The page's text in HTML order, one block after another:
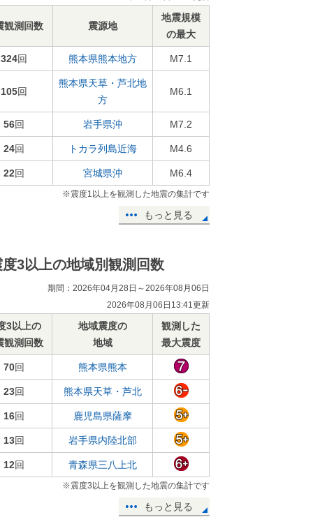
観測回数 震源地
地震規模
の最大
324回 熊本県熊本地方 M7.1
105回
熊本県天草・芦北地
方
M6.1
56回 岩手県沖 M7.2
24回 トカラ列島近海 M4.6
22回 宮城県沖 M6.4
※震度1以上を観測した地震の集計です
もっと見る
度3以上の地域別観測回数
期間：2026年04月28日～2026年08月06日
2026年08月06日13:41更新
3以上の
観測回数
地域震度の
地域
観測した
最大震度
70回 熊本県熊本
23回 熊本県天草・芦北
16回 鹿児島県薩摩
13回 岩手県内陸北部
12回 青森県三八上北
※震度3以上を観測した地震の集計です
もっと見る